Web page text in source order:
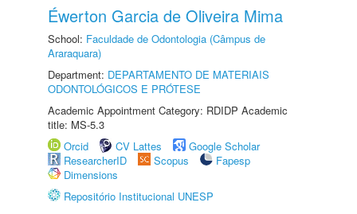
Éwerton Garcia de Oliveira Mima
School: Faculdade de Odontologia (Câmpus de
Araraquara)
Department: DEPARTAMENTO DE MATERIAIS
ODONTOLÓGICOS E PRÓTESE
Academic Appointment Category: RDIDP Academic
title: MS-5.3
Orcid
CV Lattes
Google Scholar
ResearcherID
Scopus
Fapesp
Dimensions
Repositório Institucional UNESP